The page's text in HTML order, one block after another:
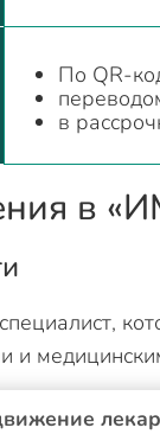
По QR-
в
в
и